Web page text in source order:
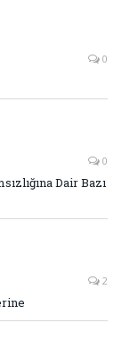
0
0
Dair Bazı
2